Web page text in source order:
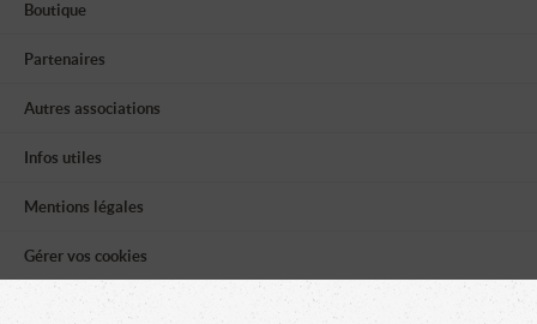
Boutique
Partenaires
Autres associations
Infos utiles
Mentions légales
Gérer vos cookies